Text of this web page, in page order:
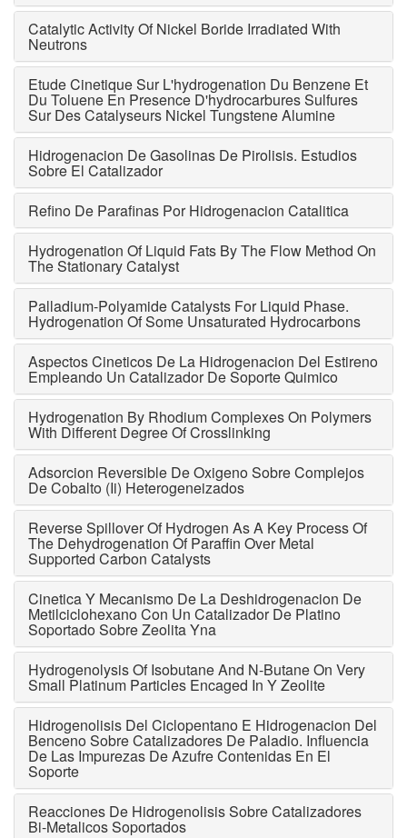
Catalytic Activity Of Nickel Boride Irradiated With
Neutrons
Etude Cinetique Sur L'hydrogenation Du Benzene Et
Du Toluene En Presence D'hydrocarbures Sulfures
Sur Des Catalyseurs Nickel Tungstene Alumine
Hidrogenacion De Gasolinas De Pirolisis. Estudios
Sobre El Catalizador
Refino De Parafinas Por Hidrogenacion Catalitica
Hydrogenation Of Liquid Fats By The Flow Method On
The Stationary Catalyst
Palladium-Polyamide Catalysts For Liquid Phase.
Hydrogenation Of Some Unsaturated Hydrocarbons
Aspectos Cineticos De La Hidrogenacion Del Estireno
Empleando Un Catalizador De Soporte Quimico
Hydrogenation By Rhodium Complexes On Polymers
With Different Degree Of Crosslinking
Adsorcion Reversible De Oxigeno Sobre Complejos
De Cobalto (Ii) Heterogeneizados
Reverse Spillover Of Hydrogen As A Key Process Of
The Dehydrogenation Of Paraffin Over Metal
Supported Carbon Catalysts
Cinetica Y Mecanismo De La Deshidrogenacion De
Metilciclohexano Con Un Catalizador De Platino
Soportado Sobre Zeolita Yna
Hydrogenolysis Of Isobutane And N-Butane On Very
Small Platinum Particles Encaged In Y Zeolite
Hidrogenolisis Del Ciclopentano E Hidrogenacion Del
Benceno Sobre Catalizadores De Paladio. Influencia
De Las Impurezas De Azufre Contenidas En El
Soporte
Reacciones De Hidrogenolisis Sobre Catalizadores
Bi-Metalicos Soportados